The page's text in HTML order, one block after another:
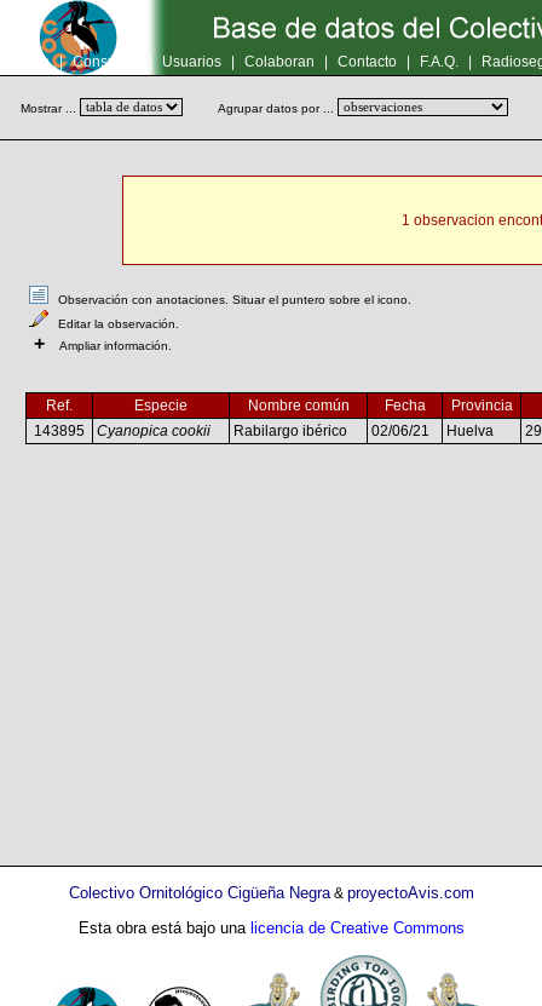
Inicio | Consultas Usuarios Colaboran Contacto F.A.Q.
Mostrar ... Agrupar datos por ...
1 observacion
Observación con anotaciones. Situar el puntero sobre el icono.
Editar la observación.
+ Ampliar información.
Ref. Especie Nombre común Fecha
Provincia
143895
Cyanopica cookii Rabilargo ibérico 02/06/21 Huelva
Colectivo Ornitológico Cigüeña Negra& proyectoAvis.com
Esta obra está bajo una licencia de Creative Commons